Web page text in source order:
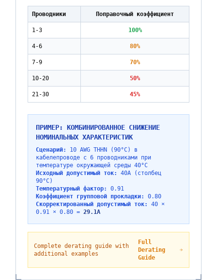
Проводники Поправочный коэффициент
1-3 100%
4-6 80%
7-9 70%
10-20 50%
21-30 45%
ПРИМЕР: КОМБИНИРОВАННОЕ СНИЖЕНИЕ
НОМИНАЛЬНЫХ ХАРАКТЕРИСТИК
Сценарий:
10 AWG THHN (90°C) в
кабелепроводе с 6 проводниками при
температуре окружающей среды 40°C
Исходный допустимый ток:
40A (столбец
90°C)
Температурный фактор:
0.91
Коэффициент групповой прокладки:
0.80
Скорректированный допустимый ток:
40 ×
0.91 × 0.80 = 29.1A
Complete derating guide with
additional examples
Full
Derating
Guide